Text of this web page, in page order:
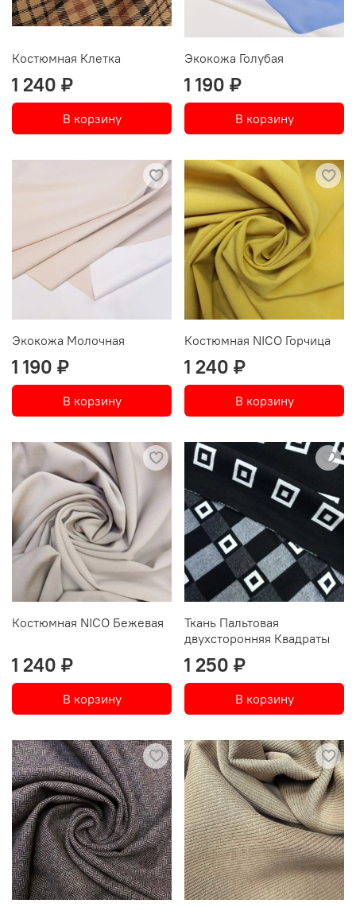
Костюмная Клетка
1 240 ₽
В корзину
Экокожа Голубая
1 190 ₽
В корзину
Экокожа Молочная
1 190 ₽
В корзину
Костюмная NICO Горчица
1 240 ₽
В корзину
Костюмная NICO Бежевая
1 240 ₽
В корзину
Ткань Пальтовая
двухсторонняя Квадраты
1 250 ₽
В корзину